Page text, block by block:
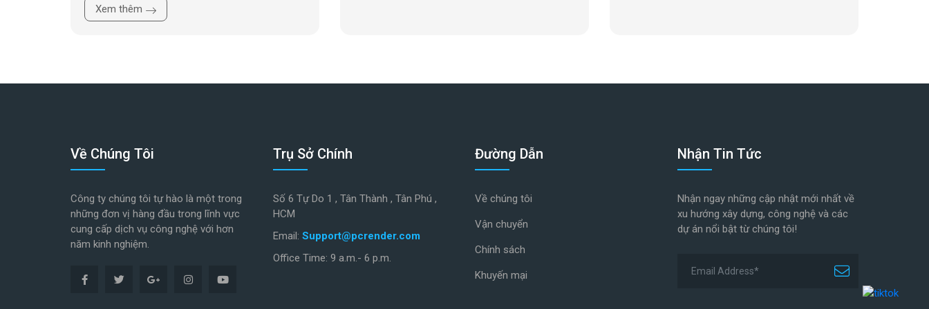
Xem thêm
Về Chúng Tôi
Công ty chúng tôi tự hào là một trong
những đơn vị hàng đầu trong lĩnh vực
cung cấp dịch vụ công nghệ với hơn
năm kinh nghiệm.
Trụ Sở Chính
Số 6 Tự Do 1 , Tân Thành , Tân Phú ,
HCM
Email: Support@pcrender.com
Office Time: 9 a.m.- 6 p.m.
Đường Dẫn
Về chúng tôi
Vận chuyển
Chính sách
Khuyến mại
Nhận Tin Tức
Nhận ngay những cập nhật mới nhất về
xu hướng xây dựng, công nghệ và các
dự án nổi bật từ chúng tôi!